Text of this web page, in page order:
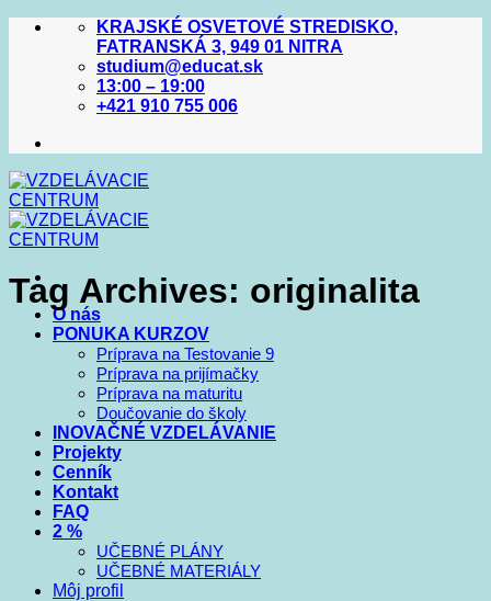
Skip
KRAJSKÉ OSVETOVÉ STREDISKO,
FATRANSKÁ 3, 949 01 NITRA
studium@educat.sk
13:00 – 19:00
+421 910 755 006
O nás
PONUKA KURZOV
Príprava na Testovanie 9
Príprava na prijímačky
Príprava na maturitu
Doučovanie do školy
INOVAČNÉ VZDELÁVANIE
Projekty
Cenník
Kontakt
FAQ
2 %
UČEBNÉ PLÁNY
UČEBNÉ MATERIÁLY
Môj profil
Tag Archives: originalita